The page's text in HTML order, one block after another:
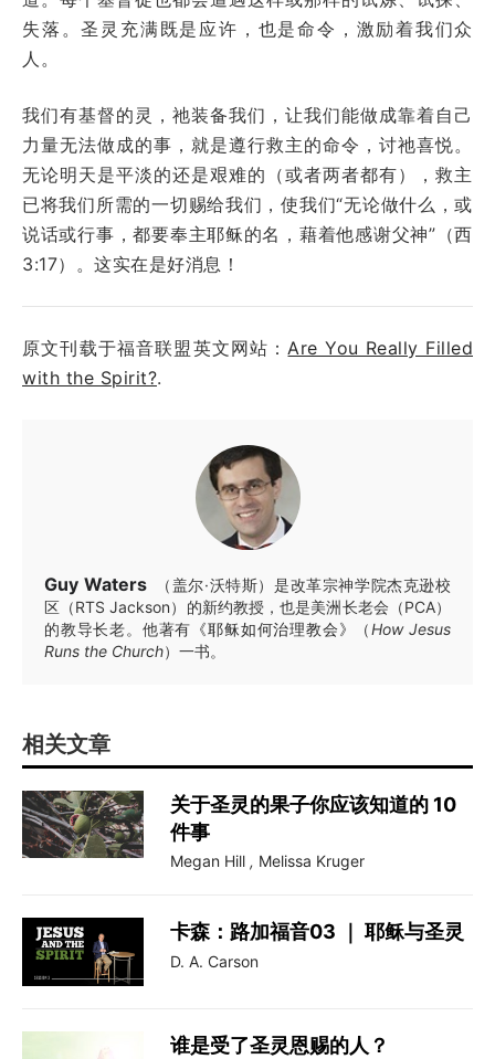
失落。圣灵充满既是应许，也是命令，激励着我们众
人。
我们有基督的灵，祂装备我们，让我们能做成靠着自己
力量无法做成的事，就是遵行救主的命令，讨祂喜悦。
无论明天是平淡的还是艰难的（或者两者都有），救主
已将我们所需的一切赐给我们，使我们“无论做什么，或
说话或行事，都要奉主耶稣的名，藉着他感谢父神”（西
3:17）。这实在是好消息！
原文刊载于福音联盟英文网站： Are You Really Filled
with the Spirit?.
Guy Waters
（盖尔·沃特斯）是改革宗神学院杰克逊校
区（RTS Jackson）的新约教授，也是美洲长老会（PCA）
的教导长老。他著有 《耶稣如何治理教会》 （How Jesus
Runs the Church）一书。
相关文章
关于圣灵的果子你应该知道的 10
件事
Megan Hill , Melissa Kruger
卡森：路加福音03 ｜ 耶稣与圣灵
D. A. Carson
谁是受了圣灵恩赐的人？